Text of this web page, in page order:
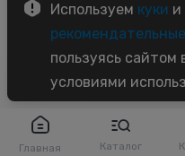
Главная Каталог
1
Используем куки и
пользуясь сайтом
условиями